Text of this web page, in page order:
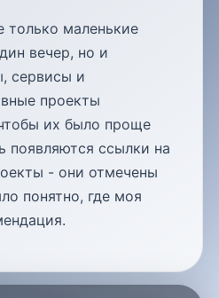
только маленькие
вечер, но и
сервисы и
проекты
их было проще
появляются ссылки на
- они отмечены
понятно, где моя